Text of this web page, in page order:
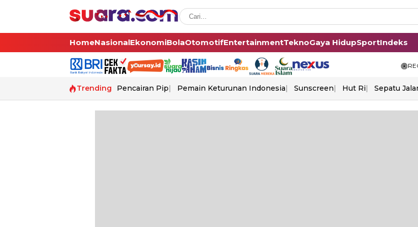
HomeNasionalEkonomiBolaOtomotifEntertainmentTeknoGaya HidupSportIndeks
Trending Pencairan Pip Pemain Keturunan Indonesia Sunscreen Hut Ri Sepatu